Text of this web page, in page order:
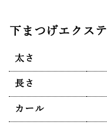
下まつげエクステ
太さ
長さ
カール